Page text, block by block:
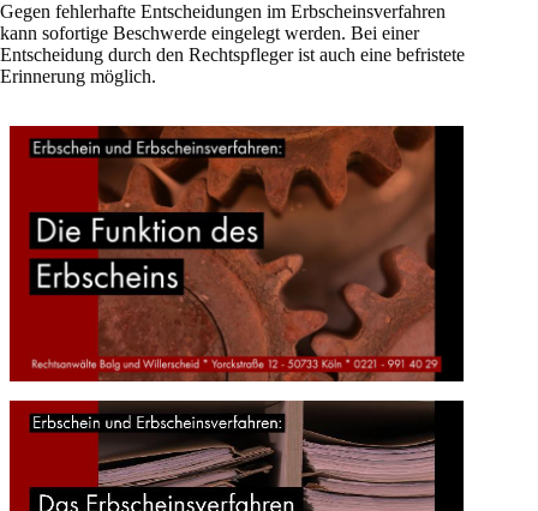
Gegen fehlerhafte Entscheidungen im Erbscheinsverfahren
kann sofortige Beschwerde eingelegt werden. Bei einer
Entscheidung durch den Rechtspfleger ist auch eine befristete
Erinnerung möglich.